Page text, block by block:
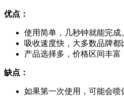
优点：
使用简单，几秒钟就能完成
吸收速度快，大多数品牌都
产品选择多，价格区间丰富
缺点：
如果第一次使用，可能会